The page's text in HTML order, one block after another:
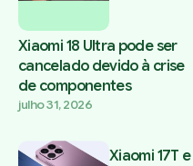
Xiaomi 18 Ultra pode ser
cancelado devido à crise
de componentes
julho 31, 2026
Xiaomi 17T e